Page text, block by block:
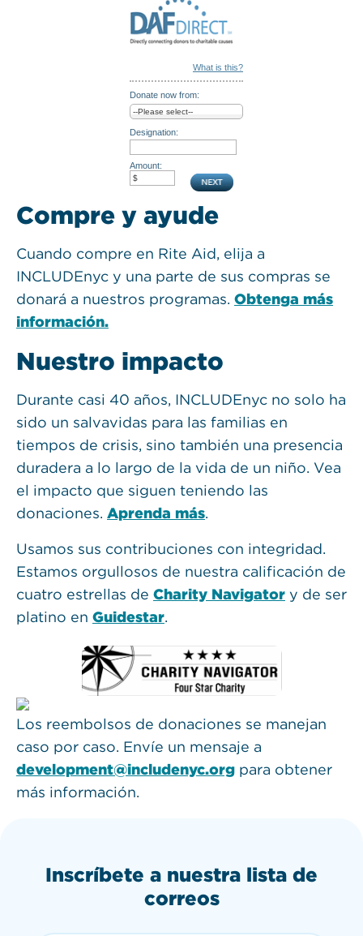
What is this?
Donate now from:
Designation:
Amount:
Compre y ayude
Cuando compre en Rite Aid, elija a
INCLUDEnyc y una parte de sus compras se
donará a nuestros programas. Obtenga más
información.
Nuestro impacto
Durante casi 40 años, INCLUDEnyc no solo ha
sido un salvavidas para las familias en
tiempos de crisis, sino también una presencia
duradera a lo largo de la vida de un niño. Vea
el impacto que siguen teniendo las
donaciones. Aprenda más.
Usamos sus contribuciones con integridad.
Estamos orgullosos de nuestra calificación de
cuatro estrellas de Charity Navigator y de ser
platino en Guidestar.
Los reembolsos de donaciones se manejan
caso por caso. Envíe un mensaje a
development@includenyc.org para obtener
más información.
Inscríbete a nuestra lista de
correos